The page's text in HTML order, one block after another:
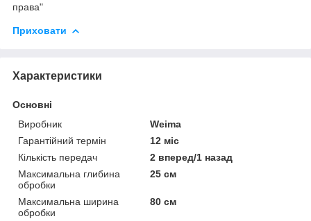
права"
Приховати
Характеристики
Основні
Виробник
Weima
Гарантійний термін
12 міс
Кількість передач
2 вперед/1 назад
Максимальна глибина
обробки
25 см
Максимальна ширина
обробки
80 см